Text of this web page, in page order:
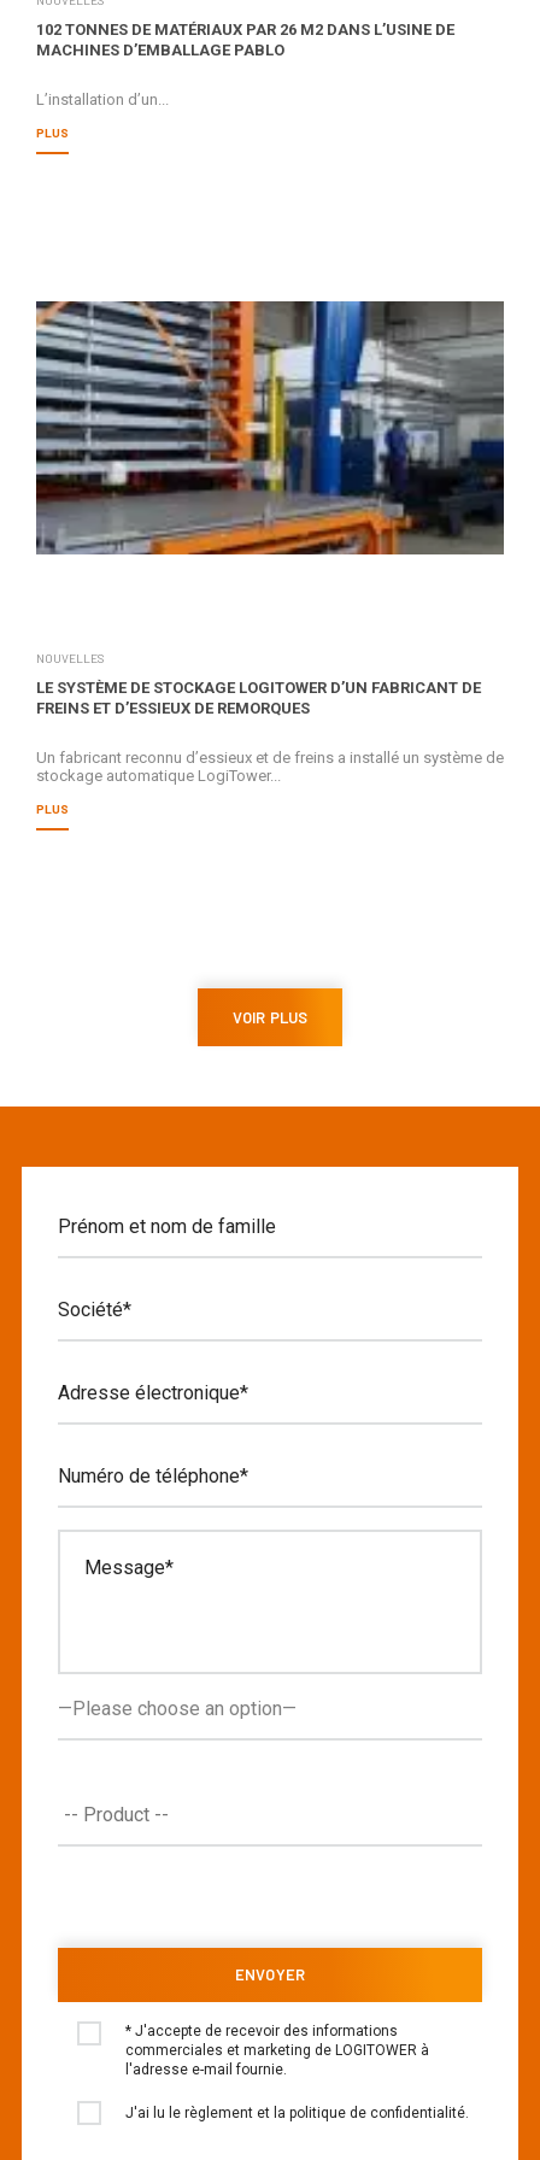
102 TONNES DE MATÉRIAUX PAR 26 M2 DANS L’USINE DE
MACHINES D’EMBALLAGE PABLO
L’installation d’un...
PLUS
NOUVELLES
LE SYSTÈME DE STOCKAGE LOGITOWER D’UN FABRICANT DE
FREINS ET D’ESSIEUX DE REMORQUES
Un fabricant reconnu d’essieux et de freins a installé un système de
stockage automatique LogiTower...
PLUS
VOIR PLUS
* J'accepte de recevoir des informations
commerciales et marketing de LOGITOWER à
l'adresse e-mail fournie.
J'ai lu le règlement et la politique de confidentialité.